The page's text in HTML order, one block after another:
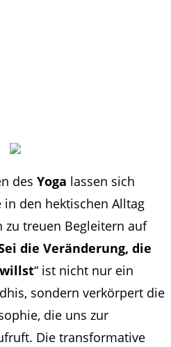
des Yoga lassen sich
den hektischen Alltag
treuen Begleitern auf
die Veränderung, die
“ ist nicht nur ein
sondern verkörpert die
die uns zur
Die transformative